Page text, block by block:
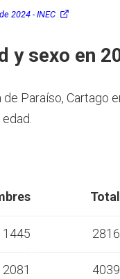
2024 - INEC
y sexo en
Paraíso, Cartago
Total
1445 2816
2081 4039